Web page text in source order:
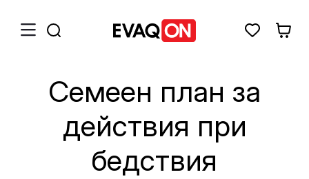
Семеен план за
действия при
бедствия